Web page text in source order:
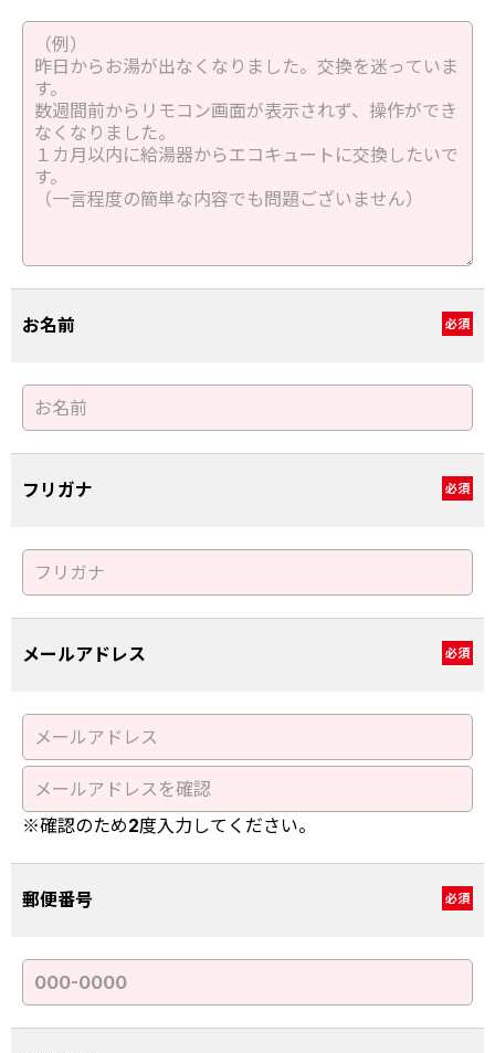
お名前 必須
フリガナ 必須
メールアドレス 必須
※確認のため2度入力してください。
郵便番号 必須